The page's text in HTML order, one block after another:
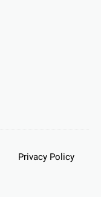
Privacy Policy